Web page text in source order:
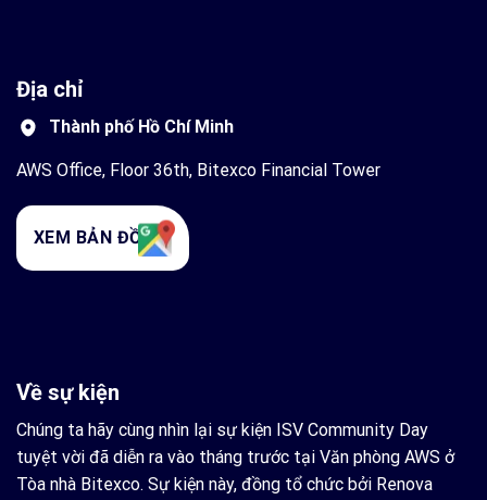
Địa chỉ
Thành phố Hồ Chí Minh
AWS Office, Floor 36th, Bitexco Financial Tower
XEM BẢN ĐỒ
Về sự kiện
Chúng ta hãy cùng nhìn lại sự kiện ISV Community Day
tuyệt vời đã diễn ra vào tháng trước tại Văn phòng AWS ở
Tòa nhà Bitexco. Sự kiện này, đồng tổ chức bởi Renova